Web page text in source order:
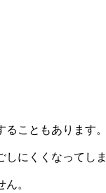
こともあります。
にくくなってしま
。